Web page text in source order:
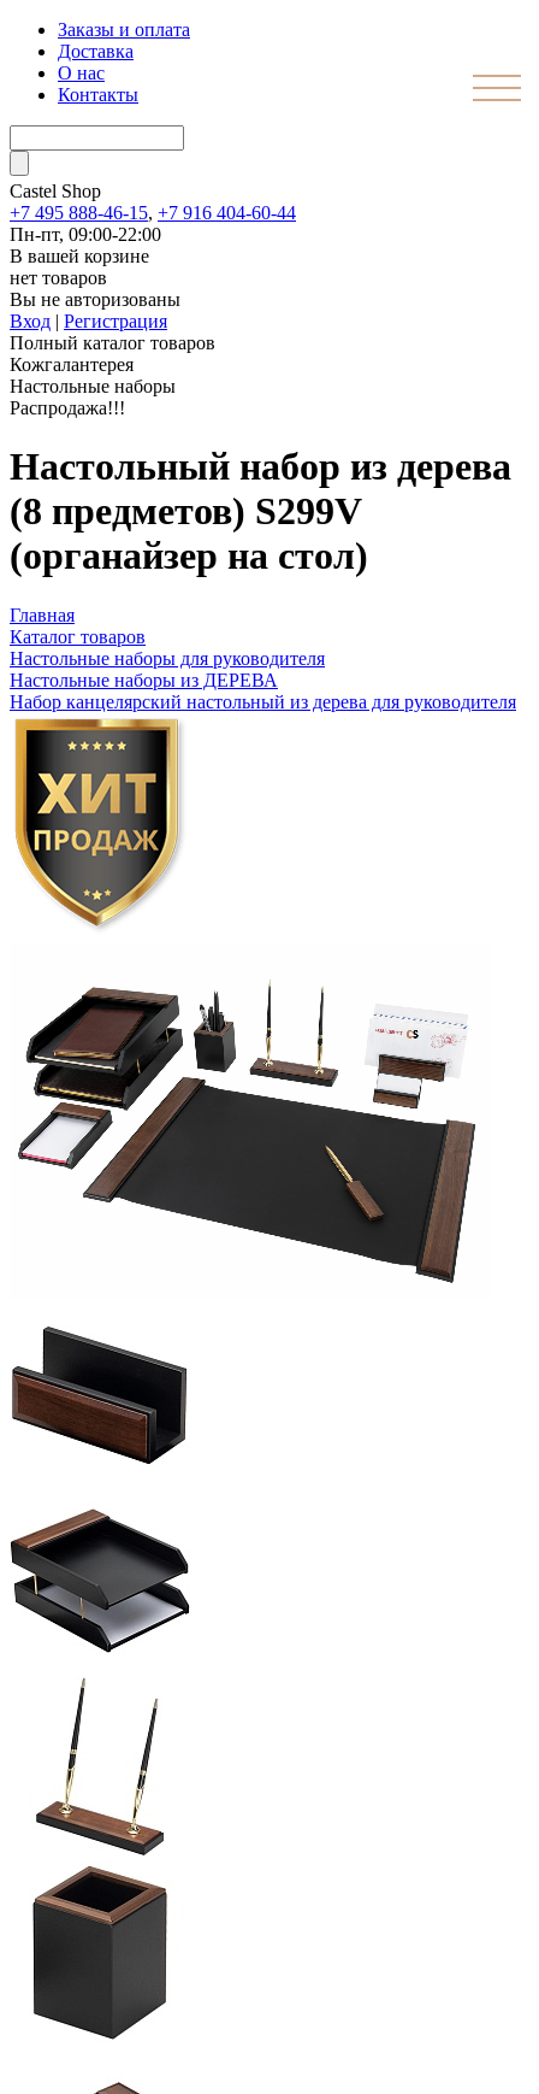
Заказы и оплата
Доставка
О нас
Контакты
Castel Shop
+7 495 888-46-15, +7 916 404-60-44
Пн-пт, 09:00-22:00
В вашей корзине
нет товаров
Вы не авторизованы
Вход | Регистрация
Полный каталог товаров
Кожгалантерея
Настольные наборы
Распродажа!!!
Настольный набор из дерева
(8 предметов) S299V
(органайзер на стол)
Главная
Каталог товаров
Настольные наборы для руководителя
Настольные наборы из ДЕРЕВА
Набор канцелярский настольный из дерева для руководителя